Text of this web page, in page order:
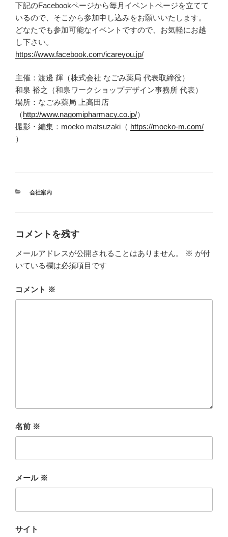
下記のFacebookページから毎月イベントページを立てて
いるので、そこから参加申し込みをお願いいたします。
どなたでも参加可能なイベントですので、お気軽にお越
し下さい。
https://www.facebook.com/icareyou.jp/
主催：渡邊 輝（株式会社 なごみ薬局 代表取締役）
和泉 裕之（和泉ワークショップデザイン事務所 代表）
場所：なごみ薬局 上高田店
（http://www.nagomipharmacy.co.jp/）
撮影・編集：moeko matsuzaki（ https://moeko-m.com/
）
カ
会社案内
コメントを残す
メールアドレスが公開されることはありません。 ※ が付
いている欄は必須項目です
コメント ※
名前 ※
メール ※
サイト